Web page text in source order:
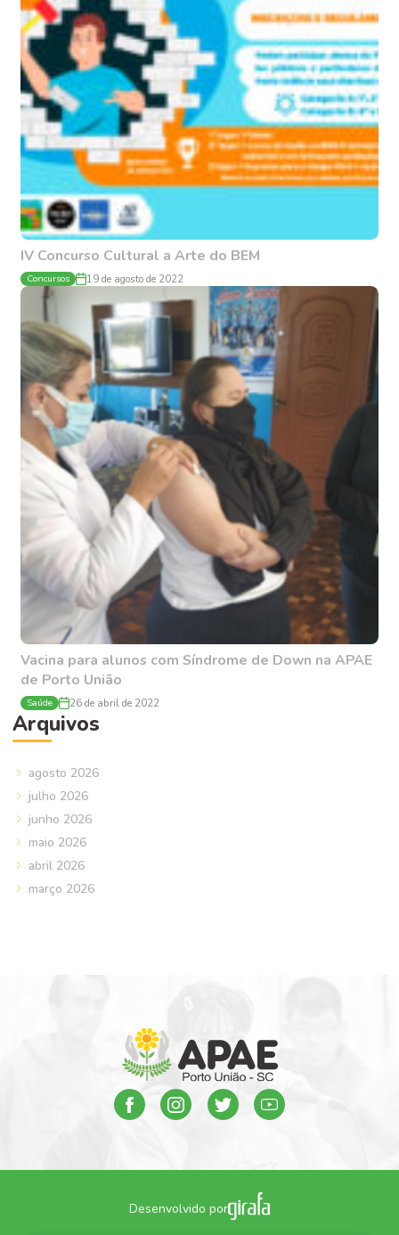
IV Concurso Cultural a Arte do BEM
Concursos 19 de agosto de 2022
Vacina para alunos com Síndrome de Down na APAE
de Porto União
Saúde 26 de abril de 2022
Arquivos
agosto 2026
julho 2026
junho 2026
maio 2026
abril 2026
março 2026
Desenvolvido por